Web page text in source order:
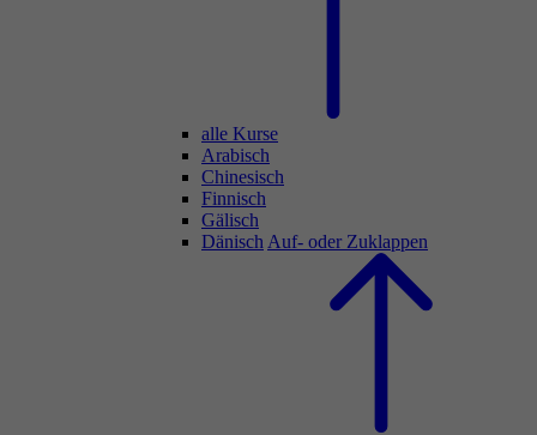
alle Kurse
Arabisch
Chinesisch
Finnisch
Gälisch
Dänisch Auf- oder Zuklappen